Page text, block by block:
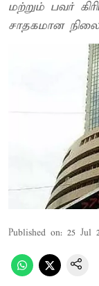
மற்றும் பவர்
சாதகமான
Published on: 25 Jul